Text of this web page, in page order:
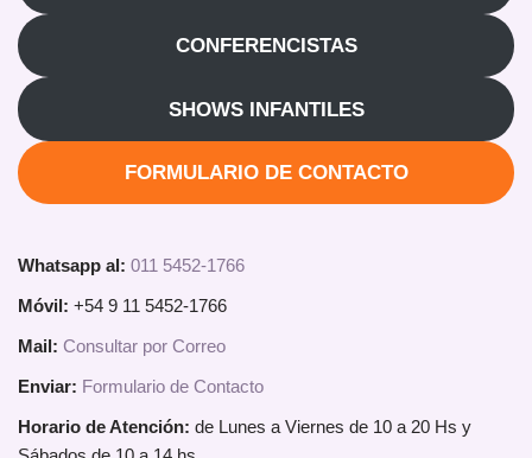
CONFERENCISTAS
SHOWS INFANTILES
FORMULARIO DE CONTACTO
Whatsapp al: 011 5452-1766
Móvil: +54 9 11 5452-1766
Mail: Consultar por Correo
Enviar: Formulario de Contacto
Horario de Atención: de Lunes a Viernes de 10 a 20 Hs y